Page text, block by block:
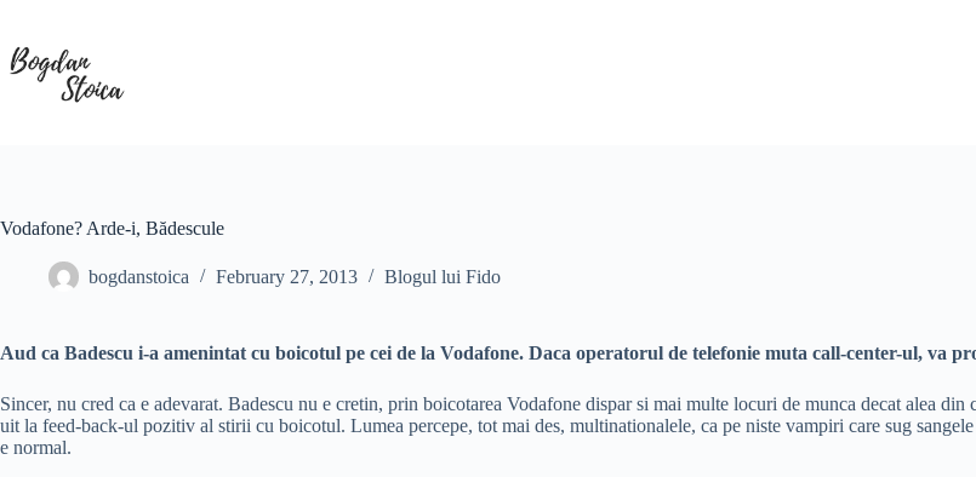
content
Vodafone? Arde-i, Bădescule
bogdanstoica February 27, 2013 Blogul lui Fido
Aud ca Badescu i-a amenintat cu boicotul pe cei de la Vodafone. Daca operatorul de telefonie muta call-center-ul, va
Sincer, nu cred ca e adevarat. Badescu nu e cretin, prin boicotarea Vodafone dispar si mai multe locuri de munca decat alea
uit la feed-back-ul pozitiv al stirii cu boicotul. Lumea percepe, tot mai des, multinationalele, ca pe niste vampiri care sug
e normal.